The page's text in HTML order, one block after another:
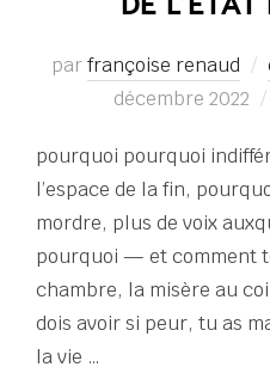
parfrançoise renaud
décembre 2022
pourquoi pourquoi
l’espace de la fin,
mordre, plus de voix
pourquoi — et comment
chambre, la misère au
dois avoir si peur, tu as
la vie …